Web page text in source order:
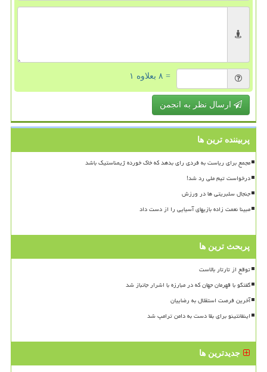
= ۸ بعلاوه ۱
ارسال نظر به انجمن
پربیننده ترین ها
مجمع برای ریاست به فردی رای بدهد که خاک خورده ژیمناستیک باشد
درخواست تیم ملی رد شد!
جنجال سلبریتی ها در ورزش
مبینا نعمت زاده بازیهای آسیایی را از دست داد
پربحث ترین ها
توقع از تارتار بالاست
گفتگو با قهرمان جهان که در مبارزه با اشرار جانباز شد
آخرین فرصت استقلال به رضاییان
اینفانتینو برای بقا دست به دامن ترامپ شد
جدیدترین ها